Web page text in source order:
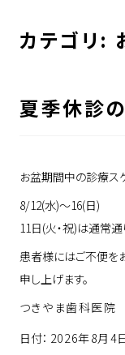
インビザライン
口腔顔面痛
その他
アクセス
SNS
youtube
カテゴリ:
夏季休診
お盆期間中の診療ス
8/12(水)〜16(日)
11日(火・祝)は通常通
患者様にはご不便を
申し上げます。
つきやま歯科医
日付： 2026年8月4